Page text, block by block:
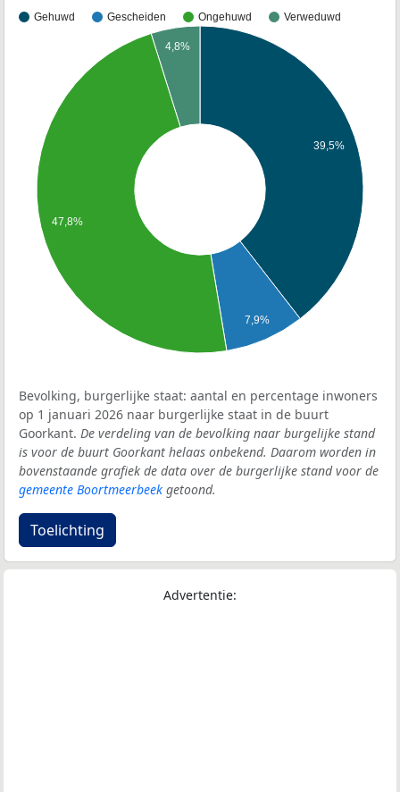
Gehuwd Gescheiden Ongehuwd Verweduwd
39,5%
7,9%
4,8%
47,8%
Bevolking, burgerlijke staat: aantal en percentage inwoners
op 1 januari 2026 naar burgerlijke staat in de buurt
Goorkant. De verdeling van de bevolking naar burgelijke stand
is voor de buurt Goorkant helaas onbekend. Daarom worden in
bovenstaande grafiek de data over de burgerlijke stand voor de
gemeente Boortmeerbeek getoond.
Toelichting
Advertentie: